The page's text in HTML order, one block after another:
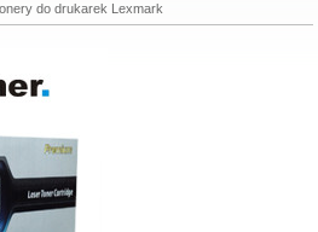
do drukarek Lexmark